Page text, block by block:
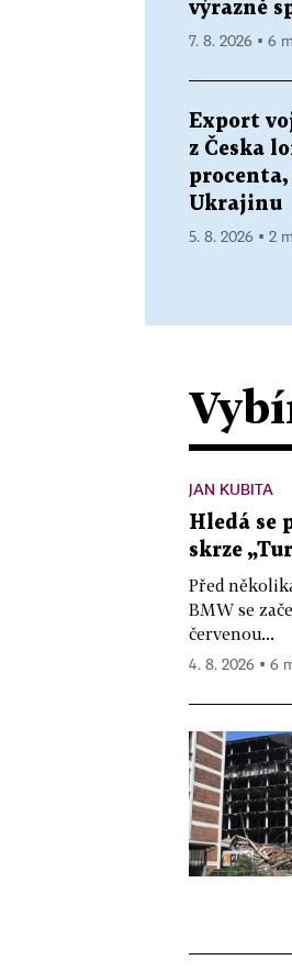
výrazně
7. 8. 2026 ▪ 6
Export
z Česka
Ukrajinu
5. 8. 2026 ▪ 2
JAN KUBITA
Hledá se
skrze
Před
BMW se
červenou...
4. 8. 2026 ▪ 6